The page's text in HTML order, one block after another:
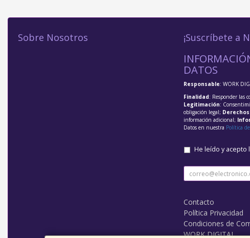
Sobre Nosotros ¡Suscríbete a
DATOS
Responsable: WORK
Finalidad: Responder las
Legitimación:
obligación legal; Derechos
información adicional;
Datos en nuestra Política
He leído y acepto
Contacto
Política Privacidad
Condiciones de
WORK DIGITAL